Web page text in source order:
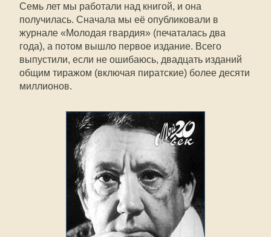
Семь лет мы работали над книгой, и она
получилась. Сначала мы её опубликовали в
журнале «Молодая гвардия» (печаталась два
года), а потом вышло первое издание. Всего
выпустили, если не ошибаюсь, двадцать изданий
общим тиражом (включая пиратские) более десяти
миллионов.